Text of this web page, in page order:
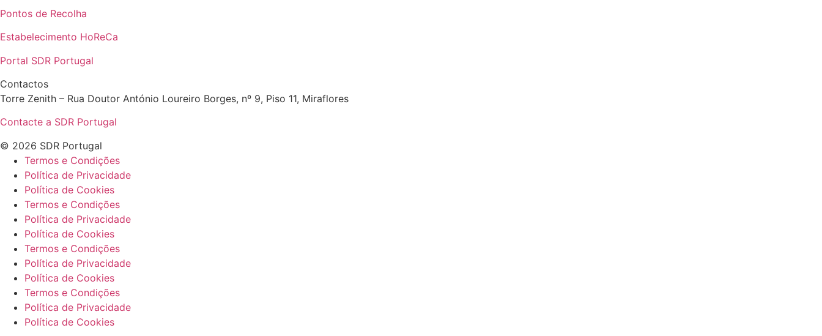
Pontos de Recolha
Estabelecimento HoReCa
Portal SDR Portugal
Contactos
Torre Zenith – Rua Doutor António Loureiro Borges, nº 9, Piso 11, Miraflores
Contacte a SDR Portugal
© 2026 SDR Portugal
Termos e Condições
Política de Privacidade
Política de Cookies
Termos e Condições
Política de Privacidade
Política de Cookies
Termos e Condições
Política de Privacidade
Política de Cookies
Termos e Condições
Política de Privacidade
Política de Cookies